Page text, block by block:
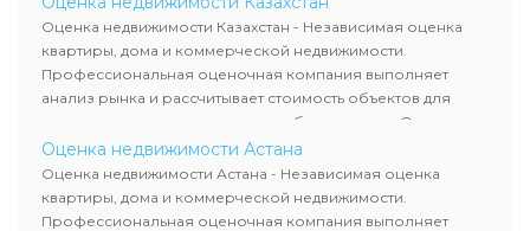
рассчитывают ущерб. Все отчеты соответствуют
требованиям законодательства и используются для
сделок, кредитования и судебных процессов.
Оценка недвижимости Казахстан - Независимая оценка
квартиры, дома и коммерческой недвижимости.
Профессиональная оценочная компания выполняет
анализ рынка и рассчитывает стоимость объектов для
продажи, ипотеки, аренды и судебных споров. Оценка
недвижимости включает современные методы и
гарантирует объективные результаты. Отчеты
используются для банков, судов и страховых компаний по
всему Казахстану.
Оценка недвижимости Астана
Оценка недвижимости Астана - Независимая оценка
квартиры, дома и коммерческой недвижимости.
Профессиональная оценочная компания выполняет